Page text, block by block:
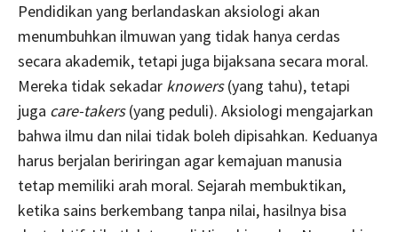
Pendidikan yang berlandaskan aksiologi akan
menumbuhkan ilmuwan yang tidak hanya cerdas
secara akademik, tetapi juga bijaksana secara moral.
Mereka tidak sekadar knowers(yang tahu), tetapi
juga care-takers(yang peduli). Aksiologi mengajarkan
bahwa ilmu dan nilai tidak boleh dipisahkan. Keduanya
harus berjalan beriringan agar kemajuan manusia
tetap memiliki arah moral. Sejarah membuktikan,
ketika sains berkembang tanpa nilai, hasilnya bisa